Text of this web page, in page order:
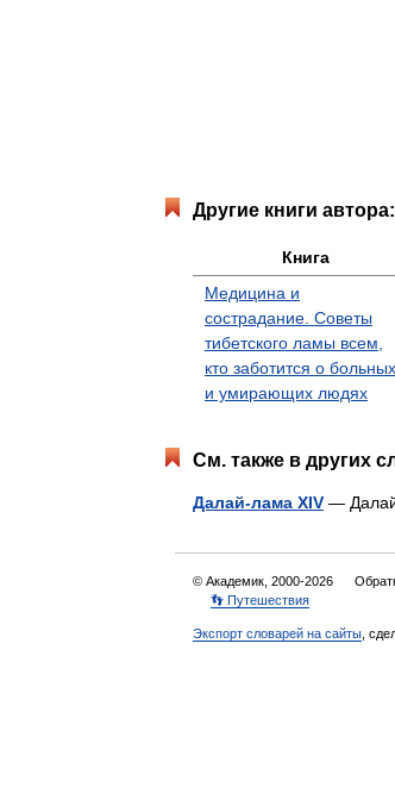
Другие книги автора:
Книга
Медицина и
сострадание. Советы
тибетского ламы всем,
кто заботится о больных
и умирающих людях
См. также в других
Далай-лама XIV — Далай
© Академик, 2000-2026
👣 Путешествия
Экспорт словарей на сайты ,